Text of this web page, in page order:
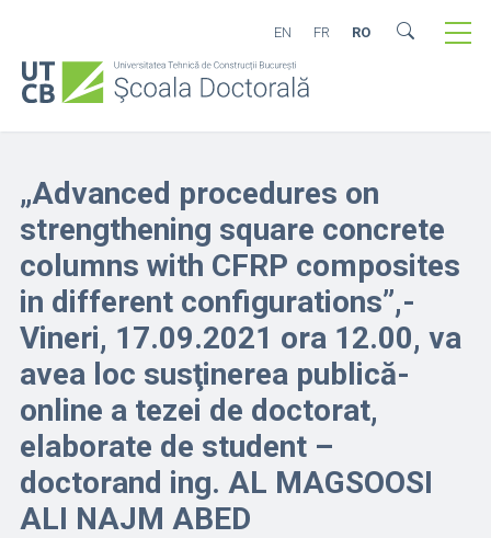
EN FR RO
„Advanced procedures on
strengthening square concrete
columns with CFRP composites
in different configurations”,-
Vineri, 17.09.2021 ora 12.00, va
avea loc susţinerea publică-
online a tezei de doctorat,
elaborate de student –
doctorand ing. AL MAGSOOSI
ALI NAJM ABED